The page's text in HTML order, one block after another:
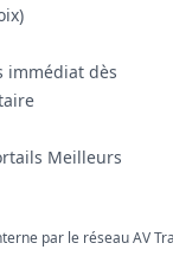
immédiat dès
Meilleurs
par le réseau AV